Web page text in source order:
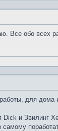
Все обо всех
для дома
и Звилинг